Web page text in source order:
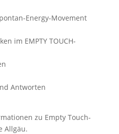
Energy-Movement
im EMPTY TOUCH-
Antworten
zu Empty Touch-
Allgäu.